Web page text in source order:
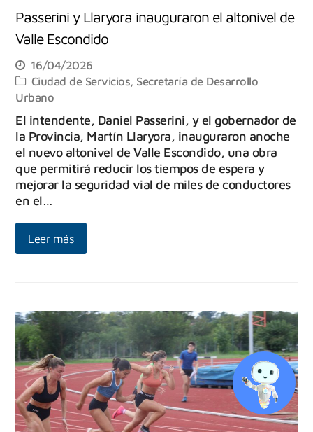
Passerini y Llaryora inauguraron el altonivel de
Valle Escondido
16/04/2026
Ciudad de Servicios, Secretaría de Desarrollo
Urbano
El intendente, Daniel Passerini, y el gobernador de
la Provincia, Martín Llaryora, inauguraron anoche
el nuevo altonivel de Valle Escondido, una obra
que permitirá reducir los tiempos de espera y
mejorar la seguridad vial de miles de conductores
en el…
Leer más